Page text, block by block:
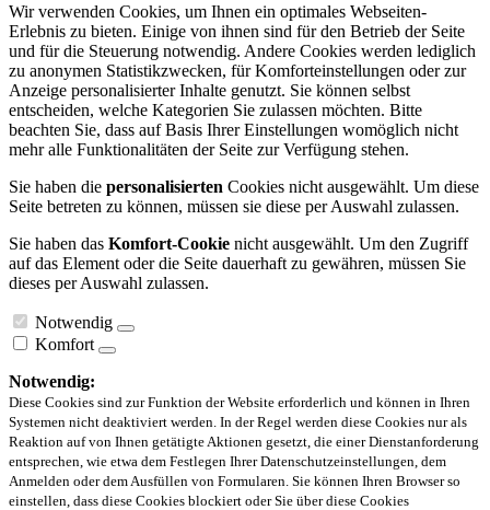
Wir verwenden Cookies, um Ihnen ein optimales Webseiten-
Erlebnis zu bieten. Einige von ihnen sind für den Betrieb der Seite
und für die Steuerung notwendig. Andere Cookies werden lediglich
zu anonymen Statistikzwecken, für Komforteinstellungen oder zur
Anzeige personalisierter Inhalte genutzt. Sie können selbst
entscheiden, welche Kategorien Sie zulassen möchten. Bitte
beachten Sie, dass auf Basis Ihrer Einstellungen womöglich nicht
mehr alle Funktionalitäten der Seite zur Verfügung stehen.
Sie haben die personalisierten Cookies nicht ausgewählt. Um diese
Seite betreten zu können, müssen sie diese per Auswahl zulassen.
Sie haben das Komfort-Cookie nicht ausgewählt. Um den Zugriff
auf das Element oder die Seite dauerhaft zu gewähren, müssen Sie
dieses per Auswahl zulassen.
Notwendig
Komfort
Notwendig:
Diese Cookies sind zur Funktion der Website erforderlich und können in Ihren
Systemen nicht deaktiviert werden. In der Regel werden diese Cookies nur als
Reaktion auf von Ihnen getätigte Aktionen gesetzt, die einer Dienstanforderung
entsprechen, wie etwa dem Festlegen Ihrer Datenschutzeinstellungen, dem
Anmelden oder dem Ausfüllen von Formularen. Sie können Ihren Browser so
einstellen, dass diese Cookies blockiert oder Sie über diese Cookies